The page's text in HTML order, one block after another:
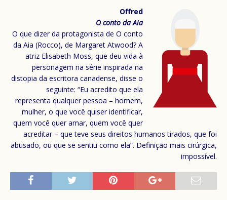
Offred
O conto da Aia
O que dizer da protagonista de O conto
da Aia (Rocco), de Margaret Atwood? A
atriz Elisabeth Moss, que deu vida à
personagem na série inspirada na
distopia da escritora canadense, disse o
seguinte: “Eu acredito que ela
representa qualquer pessoa – homem,
mulher, o que você quiser identificar,
quem você quer amar, quem você quer
acreditar – que teve seus direitos humanos tirados, que foi
abusado, ou que se sentiu como ela”. Definição mais cirúrgica,
impossível.